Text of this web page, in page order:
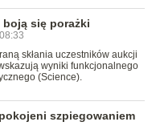
boją się porażki
skłania uczestników aukcji
wyniki funkcjonalnego
(Science).
szpiegowaniem